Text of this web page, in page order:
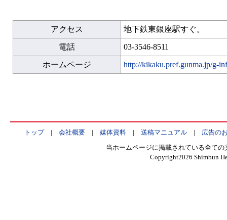
アクセス 地下鉄東銀座駅すぐ。
電話 03-3546-8511
ホームページ http://kikaku.pref.gunma.jp/g-
トップ| 会社概要| 媒体資料| 送稿マニュアル| 広告の
当ホームページに掲載されている全て
Copyright2026 Shimbun